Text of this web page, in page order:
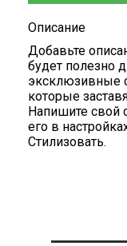
Описание
Добавьте
будет полезно
эксклюзивные
которые
Напишите свой
его в
Стилизовать.